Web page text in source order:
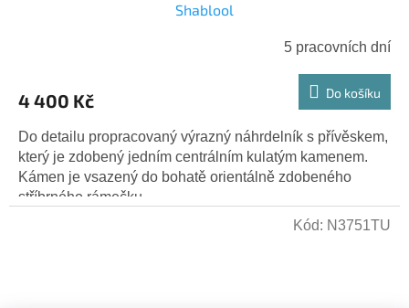
Shablool
5 pracovních dní
4 400 Kč Do košíku
Do detailu propracovaný výrazný náhrdelník s přívěskem,
který je zdobený jedním centrálním kulatým kamenem.
Kámen je vsazený do bohatě orientálně zdobeného
stříbrného rámečku....
Kód: N3751TU